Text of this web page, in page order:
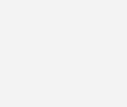
dem ERE
von uns